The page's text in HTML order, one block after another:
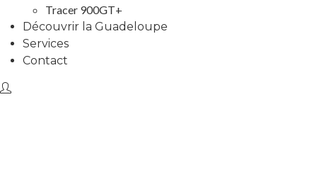
Tracer 900GT+
Découvrir la Guadeloupe
Services
Contact